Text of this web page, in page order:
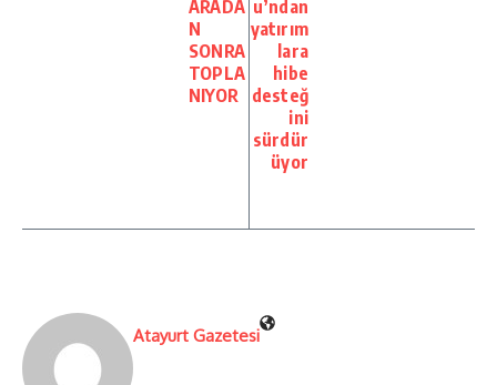
ARADA
N
SONRA
TOPLA
NIYOR
u’ndan
yatırım
lara
hibe
desteğ
ini
sürdür
üyor
Atayurt Gazetesi